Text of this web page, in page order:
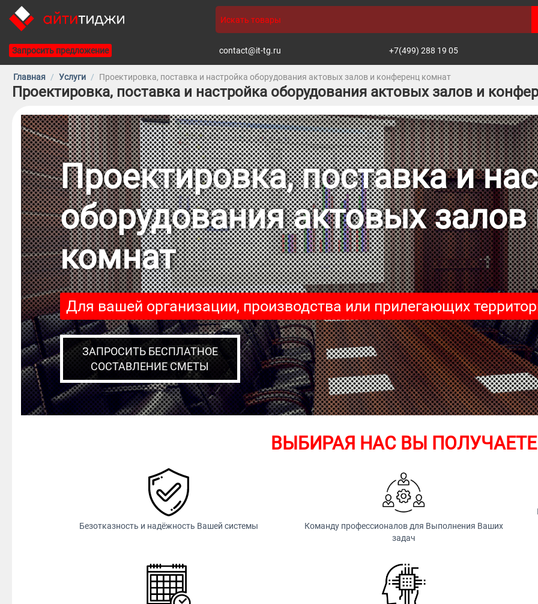
Запросить предложение contact@it-tg.ru +7(499) 288 19 05
Главная / Услуги / Проектировка, поставка и настройка оборудования актовых залов и конференц комнат
Проектировка, поставка и настройка оборудования актовых залов и
Проектировка, поставка и
оборудования актовых
комнат
Для вашей организации, производства или прилегающих
ЗАПРОСИТЬ БЕСПЛАТНОЕ
СОСТАВЛЕНИЕ СМЕТЫ
ВЫБИРАЯ НАС ВЫ ПОЛУЧАЕТЕ
Безотказность и надёжность Вашей системы
Команду профессионалов для Выполнения Ваших
задач